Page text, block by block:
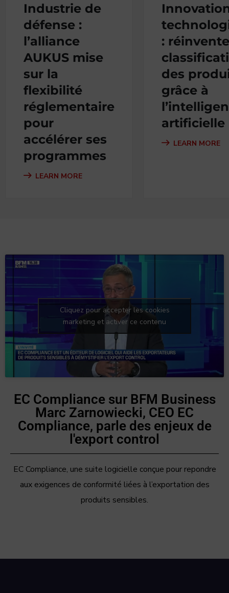
Industrie de
défense :
l’alliance
AUKUS mise
sur la
flexibilité
réglementaire
pour
accélérer ses
programmes
LEARN MORE
:
des
grâce à
artificielle
LEARN MORE
Cliquez pour accepter les cookies
marketing et activer ce contenu
EC Compliance sur BFM Business
Marc Zarnowiecki, CEO EC
Compliance, parle des enjeux de
l'export control
EC Compliance, une suite logicielle conçue pour repondre
aux exigences de conformité liées à l’exportation des
produits sensibles.